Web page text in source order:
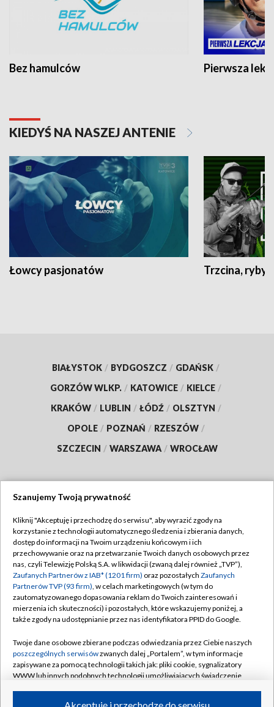
Bez hamulców Pierwsza
KIEDYŚ NA NASZEJ ANTENIE
Łowcy pasjonatów Trzcina, ryby
BIAŁYSTOK / BYDGOSZCZ / GDAŃSK /
GORZÓW WLKP. / KATOWICE / KIELCE /
KRAKÓW / LUBLIN / ŁÓDŹ / OLSZTYN /
OPOLE / POZNAŃ / RZESZÓW /
SZCZECIN / WARSZAWA / WROCŁAW
TVP
Abonament TVP
Emisja w TVP
Centrum informacji TVP
Naziemna Telewizja Cyfrowa
Rada Programowa
System NOS
Informacje o nadawcy
Regulamin TVP
Polityka prywatności
Moje zgody
Pomoc
Kontakt
Kanały
Szanujemy Twoją prywatność
Kliknij "Akceptuję i przechodzę do serwisu", aby wyrazić zgody na
korzystanie z technologii automatycznego śledzenia i zbierania danych,
dostęp do informacji na Twoim urządzeniu końcowym i ich
przechowywanie oraz na przetwarzanie Twoich danych osobowych przez
nas, czyli Telewizję Polską S.A. w likwidacji (zwaną dalej również „TVP”),
Zaufanych Partnerów z IAB* (1201 firm) oraz pozostałych Zaufanych
Partnerów TVP (93 firm), w celach marketingowych (w tym do
zautomatyzowanego dopasowania reklam do Twoich zainteresowań i
mierzenia ich skuteczności) i pozostałych, które wskazujemy poniżej, a
także zgody na udostępnianie przez nas identyfikatora PPID do Google.
Twoje dane osobowe zbierane podczas odwiedzania przez Ciebie naszych
poszczególnych serwisówzwanych dalej „Portalem”, w tym informacje
zapisywane za pomocą technologii takich jak: pliki cookie, sygnalizatory
WWW lub innych podobnych technologii umożliwiających świadczenie